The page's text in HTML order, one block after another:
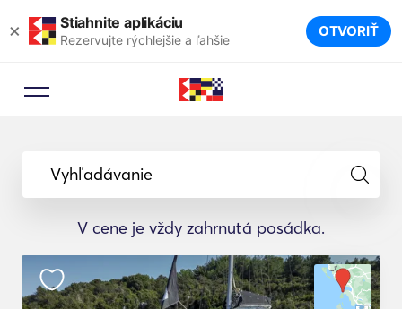
× Stiahnite aplikáciu
Rezervujte rýchlejšie a ľahšie OTVORIŤ
Vyhľadávanie
V cene je vždy zahrnutá posádka.